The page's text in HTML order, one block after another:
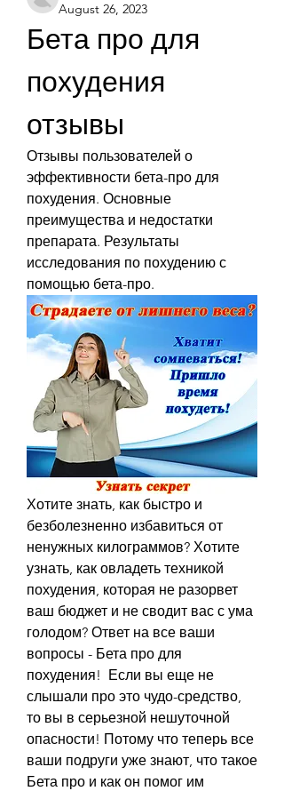
August 26, 2023
Бета про для
похудения
отзывы
Отзывы пользователей о
эффективности бета-про для
похудения. Основные
преимущества и недостатки
препарата. Результаты
исследования по похудению с
помощью бета-про.
Хотите знать, как быстро и
безболезненно избавиться от
ненужных килограммов? Хотите
узнать, как овладеть техникой
похудения, которая не разорвет
ваш бюджет и не сводит вас с ума
голодом? Ответ на все ваши
вопросы - Бета про для
похудения!  Если вы еще не
слышали про это чудо-средство,
то вы в серьезной нешуточной
опасности! Потому что теперь все
ваши подруги уже знают, что такое
Бета про и как он помог им